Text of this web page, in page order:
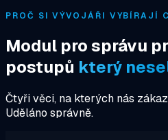
PROČ SI VÝVOJÁŘI VYBÍRAJÍ
Modul pro správu
postupů který
Čtyři věci, na kterých nás
Uděláno správně.